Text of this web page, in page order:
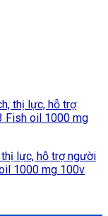
lực, hỗ trợ người
1000 mg 100v